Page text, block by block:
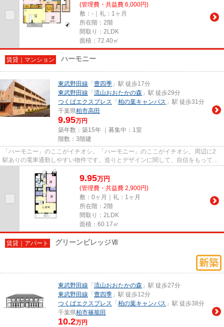
(管理費・共益費 6,000円)
敷：-｜礼：1ヶ月
所在階：2階
間取り：2LDK
面積：72.40㎡
賃貸｜マンション ハーモニー
東武野田線 「 豊四季 」駅 徒歩17分
東武野田線 「 流山おおたかの森 」駅 徒歩29分
つくばエクスプレス 「 柏の葉キャンパス 」駅 徒歩31分
千葉県柏市高田
9.95万円
築年数：築15年 ｜募集中： 1室
階数：3階建
「ハーモニー」のここがイチオシ。「ハーモニー」のここがイチオシ。周辺に2
駅ありの電車通勤しやすい物件です。造りとデザインに関して、自信をもって情
報を提供できるマンションです...
9.95万円
(管理費・共益費 2,900円)
敷：0ヶ月｜礼：1ヶ月
所在階：2階
間取り：2LDK
面積：60.17㎡
賃貸｜アパート グリーンビレッジⅦ
東武野田線 「 流山おおたかの森 」駅 徒歩27分
東武野田線 「 豊四季 」駅 徒歩12分
つくばエクスプレス 「 柏の葉キャンパス 」駅 徒歩38分
千葉県柏市篠籠田
10.2万円